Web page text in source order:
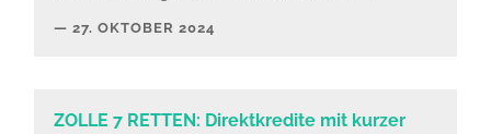
27. OKTOBER 2024
ZOLLE 7 RETTEN: Direktkredite mit kurzer